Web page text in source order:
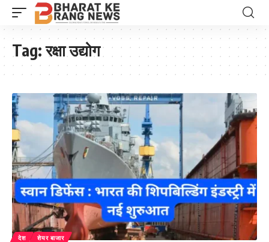
Tag:रक्षा उद्योग
देश शेयर बाजार